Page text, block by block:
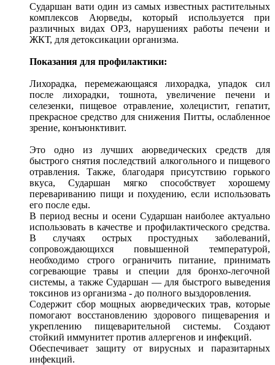
Сударшан вати один из самых известных растительных
комплексов Аюрведы, который используется при
различных видах ОРЗ, нарушениях работы печени и
ЖКТ, для детоксикации организма.
Показания для профилактики:
Лихорадка, перемежающаяся лихорадка, упадок сил
после лихорадки, тошнота, увеличение печени и
селезенки, пищевое отравление, холецистит, гепатит,
прекрасное средство для снижения Питты, ослабленное
зрение, конъюнктивит.
Это одно из лучших аюрведических средств для
быстрого снятия последствий алкогольного и пищевого
отравления. Также, благодаря присутствию горького
вкуса, Сударшан мягко способствует хорошему
перевариванию пищи и похудению, если использовать
его после еды.
В период весны и осени Сударшан наиболее актуально
использовать в качестве и профилактического средства.
В случаях острых простудных заболеваний,
сопровождающихся повышенной температурой,
необходимо строго ограничить питание, принимать
согревающие травы и специи для бронхо-легочной
системы, а также Сударшан — для быстрого выведения
токсинов из организма - до полного выздоровления.
Содержит сбор мощных аюрведических трав, которые
помогают восстановлению здорового пищеварения и
укреплению пищеварительной системы. Создают
стойкий иммунитет против аллергенов и инфекций.
Обеспечивает защиту от вирусных и паразитарных
инфекций.